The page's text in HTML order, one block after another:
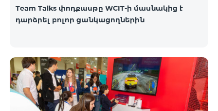
Team Talks փոդքասթը WCIT-ի մասնակից է
դարձրել բոլոր ցանկացողներին